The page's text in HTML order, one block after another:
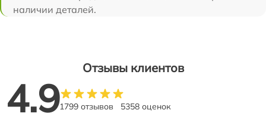
наличии деталей.
Отзывы клиентов
4.91799 отзывов 5358 оценок